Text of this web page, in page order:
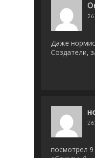
Даже
Создатели,
посмотрел